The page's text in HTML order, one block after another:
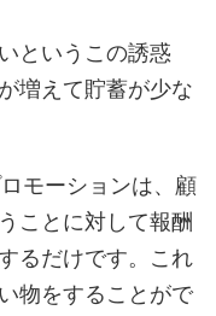
というこの誘惑
増えて貯蓄が少な
モーションは、顧
ことに対して報酬
るだけです。これ
物をすることがで